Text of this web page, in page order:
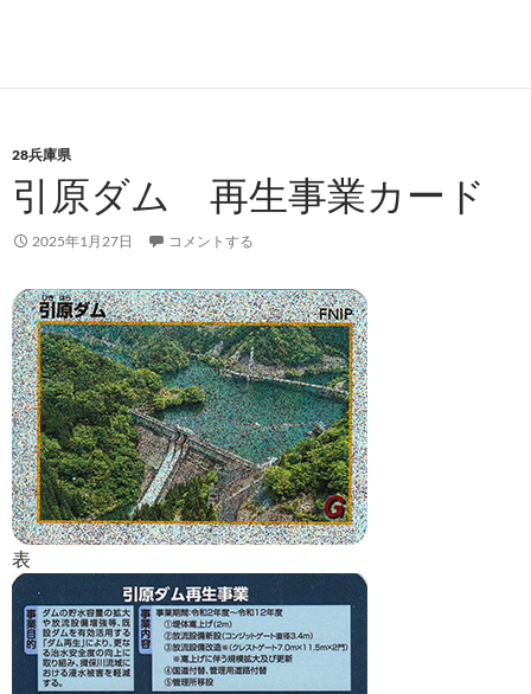
28兵庫県
引原ダム 再生事業カード
2025年1月27日 コメントする
表